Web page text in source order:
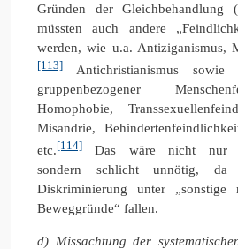
Gründen der
müssten auch andere
werden, wie u.a. Antiziganismus,
[113] Antichristianismus
gruppenbezogener
Homophobie,
Misandrie,
etc.[114] Das wäre nicht nur
sondern schlicht unnötig, da
Diskriminierung unter „sonstige
Beweggründe“ fallen.
d) Missachtung der